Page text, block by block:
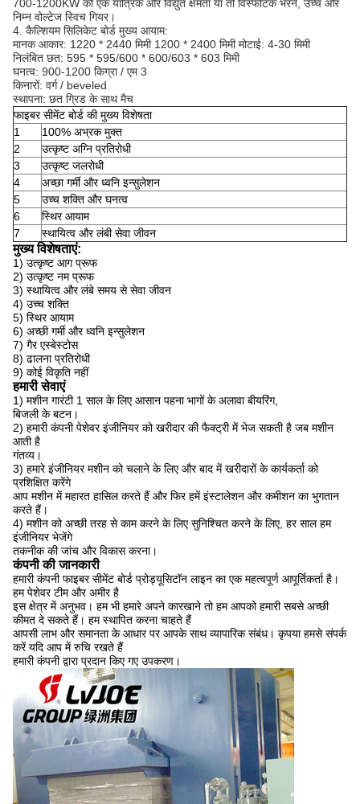
700-1200KW की एक यांत्रिक और विद्युत क्षमता या तो विस्फोटक भरने, उच्च और
निम्न वोल्टेज स्विच गियर।
4. कैल्शियम सिलिकेट बोर्ड मुख्य आयाम:
मानक आकार: 1220 * 2440 मिमी 1200 * 2400 मिमी मोटाई: 4-30 मिमी
निलंबित छत: 595 * 595/600 * 600/603 * 603 मिमी
घनत्व: 900-1200 किग्रा / एम 3
किनारों: वर्ग / beveled
स्थापना: छत ग्रिड के साथ मैच
फाइबर सीमेंट बोर्ड की मुख्य विशेषता
1
100% अभ्रक मुक्त
2
उत्कृष्ट अग्नि प्रतिरोधी
3
उत्कृष्ट जलरोधी
4
अच्छा गर्मी और ध्वनि इन्सुलेशन
5
उच्च शक्ति और घनत्व
6
स्थिर आयाम
7
स्थायित्व और लंबी सेवा जीवन
मुख्य विशेषताएं:
1) उत्कृष्ट आग प्रूफ
2) उत्कृष्ट नम प्रूफ
3) स्थायित्व और लंबे समय से सेवा जीवन
4) उच्च शक्ति
5) स्थिर आयाम
6) अच्छी गर्मी और ध्वनि इन्सुलेशन
7) गैर एस्बेस्टोस
8) ढालना प्रतिरोधी
9) कोई विकृति नहीं
हमारी सेवाएं
1) मशीन गारंटी 1 साल के लिए आसान पहना भागों के अलावा बीयरिंग,
बिजली के बटन।
2) हमारी कंपनी पेशेवर इंजीनियर को खरीदार की फैक्ट्री में भेज सकती है जब मशीन
आती है
गंतव्य।
3) हमारे इंजीनियर मशीन को चलाने के लिए और बाद में खरीदारों के कार्यकर्ता को
प्रशिक्षित करेंगे
आप मशीन में महारत हासिल करते हैं और फिर हमें इंस्टालेशन और कमीशन का भुगतान
करते हैं।
4) मशीन को अच्छी तरह से काम करने के लिए सुनिश्चित करने के लिए, हर साल हम
इंजीनियर भेजेंगे
तकनीक की जांच और विकास करना।
कंपनी की जानकारी
हमारी कंपनी फाइबर सीमेंट बोर्ड प्रोड्यूसिटॉन लाइन का एक महत्वपूर्ण आपूर्तिकर्ता है।
हम पेशेवर टीम और अमीर है
इस क्षेत्र में अनुभव। हम भी हमारे अपने कारखाने तो हम आपको हमारी सबसे अच्छी
कीमत दे सकते हैं। हम स्थापित करना चाहते हैं
आपसी लाभ और समानता के आधार पर आपके साथ व्यापारिक संबंध। कृपया हमसे संपर्क
करें यदि आप में रुचि रखते हैं
हमारी कंपनी द्वारा प्रदान किए गए उपकरण।